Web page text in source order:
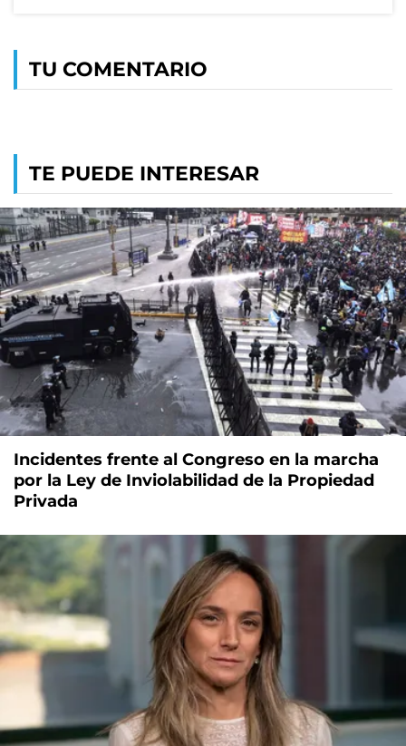
TU COMENTARIO
TE PUEDE INTERESAR
Incidentes frente al Congreso en la marcha
por la Ley de Inviolabilidad de la Propiedad
Privada